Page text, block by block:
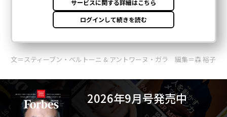
文＝スティーブン・ベルトーニ & アントワーヌ・ガラ 編集＝森 裕子
2026年9月号発売中